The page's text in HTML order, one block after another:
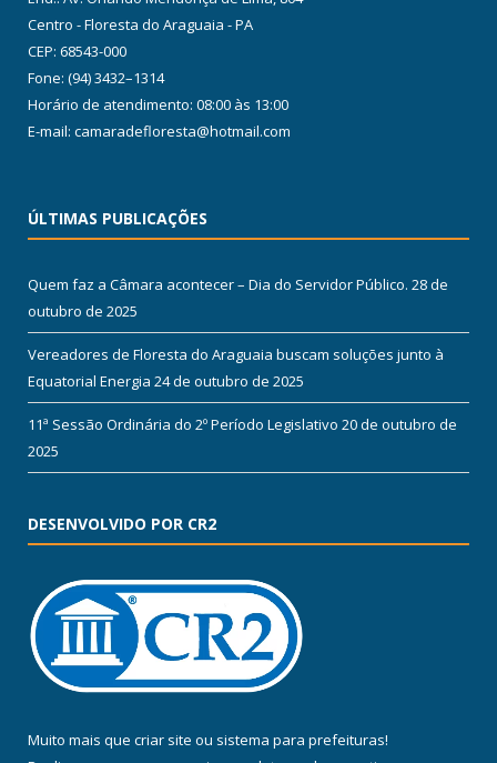
Centro - Floresta do Araguaia - PA
CEP: 68543-000
Fone: (94) 3432–1314
Horário de atendimento: 08:00 às 13:00
E-mail: camaradefloresta@hotmail.com
ÚLTIMAS PUBLICAÇÕES
Quem faz a Câmara acontecer – Dia do Servidor Público. 28 de
outubro de 2025
Vereadores de Floresta do Araguaia buscam soluções junto à
Equatorial Energia 24 de outubro de 2025
11ª Sessão Ordinária do 2º Período Legislativo 20 de outubro de
2025
DESENVOLVIDO POR CR2
Muito mais que criar site ou sistema para prefeituras!